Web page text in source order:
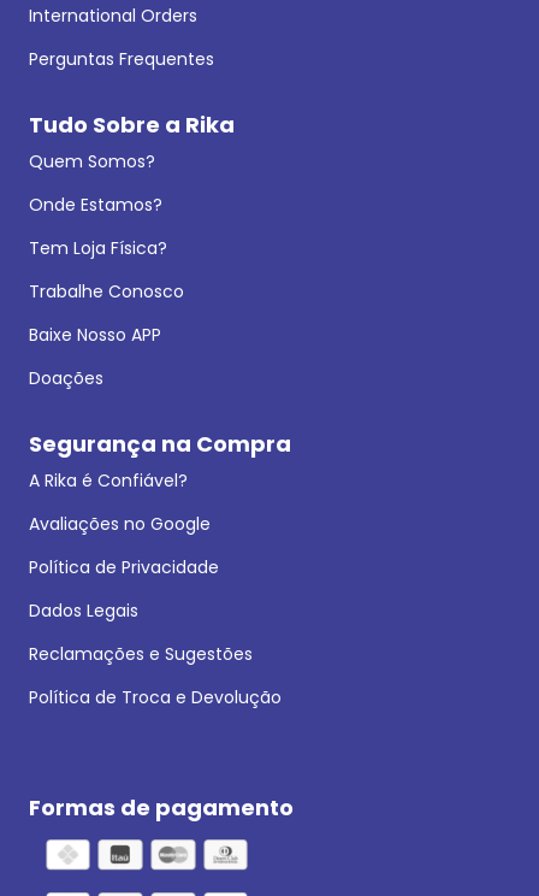
International Orders
Perguntas Frequentes
Tudo Sobre a Rika
Quem Somos?
Onde Estamos?
Tem Loja Física?
Trabalhe Conosco
Baixe Nosso APP
Doações
Segurança na Compra
A Rika é Confiável?
Avaliações no Google
Política de Privacidade
Dados Legais
Reclamações e Sugestões
Política de Troca e Devolução
Formas de pagamento